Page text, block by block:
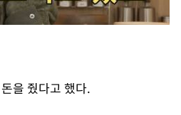
을 줬다고 했다.